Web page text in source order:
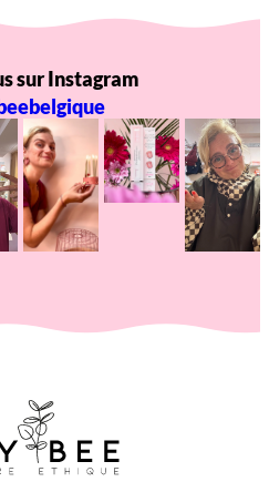
sur Instagram